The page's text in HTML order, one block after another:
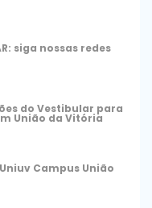
siga nossas redes
do Vestibular para
União da Vitória
Campus União